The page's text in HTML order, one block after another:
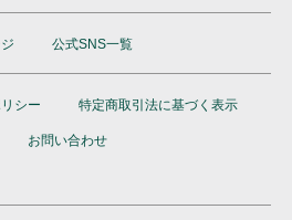
公式SNS一覧
シー 特定商取引法に基づく表示
お問い合わせ